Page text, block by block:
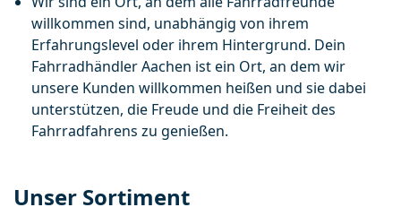
willkommen sind, unabhängig von ihrem
Erfahrungslevel oder ihrem Hintergrund. Dein
Fahrradhändler Aachen ist ein Ort, an dem wir
unsere Kunden willkommen heißen und sie dabei
unterstützen, die Freude und die Freiheit des
Fahrradfahrens zu genießen.
Unser Sortiment